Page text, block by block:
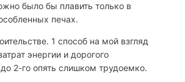
было бы плавить только в
печах.
1 способ на мой взгляд
энергии и дорогого
2-го опять слишком трудоемко.